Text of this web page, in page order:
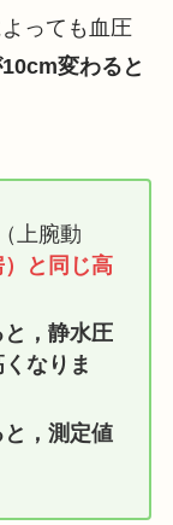
っても血圧
変わると
上腕動
と同じ高
，静水圧
なりま
，測定値